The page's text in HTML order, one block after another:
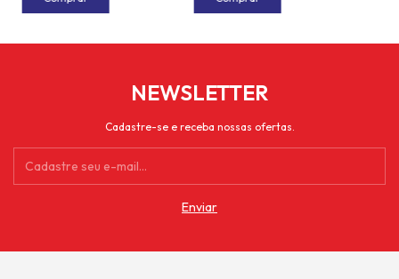
NEWSLETTER
Cadastre-se e receba nossas ofertas.